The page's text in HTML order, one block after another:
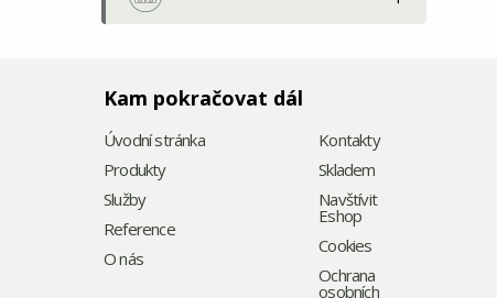
Kam pokračovat dál
Úvodní stránka
Produkty
Služby
Reference
O nás
Kontakty
Skladem
Navštívit
Eshop
Cookies
Ochrana
osobních